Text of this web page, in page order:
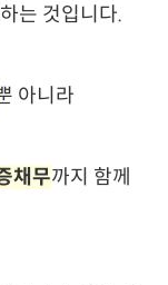
는 것입니다.
아니라
채무까지 함께